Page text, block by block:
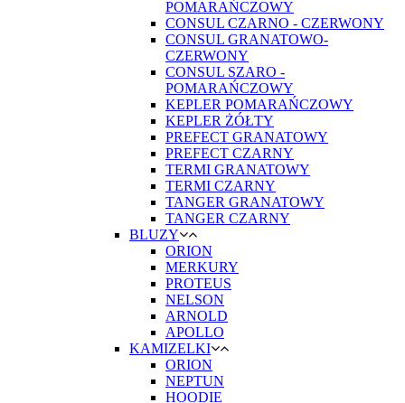
POMARAŃCZOWY
CONSUL CZARNO - CZERWONY
CONSUL GRANATOWO-
CZERWONY
CONSUL SZARO -
POMARAŃCZOWY
KEPLER POMARAŃCZOWY
KEPLER ŻÓŁTY
PREFECT GRANATOWY
PREFECT CZARNY
TERMI GRANATOWY
TERMI CZARNY
TANGER GRANATOWY
TANGER CZARNY
BLUZY
ORION
MERKURY
PROTEUS
NELSON
ARNOLD
APOLLO
KAMIZELKI
ORION
NEPTUN
HOODIE